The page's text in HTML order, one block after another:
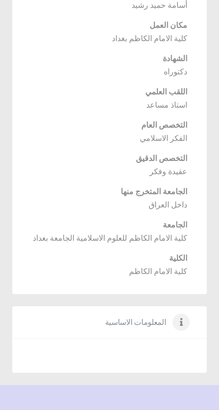
أسامة حميد رشيد
مكان العمل
كلية الامام الكاظم بغداد
الشهادة
دكتوراه
اللقب العلمي
استاذ مساعد
التخصص العام
الفكر الاسلامي
التخصص الدقيق
عقيدة وفكر
الجامعة المتخرج منها
داخل العراق
الجامعة
كلية الامام الكاظم للعلوم الاسلامية الجامعة بغداد
الكلية
كلية الامام الكاظم
المعلومات الاساسية